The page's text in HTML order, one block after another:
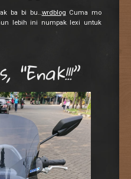
ba bi bu…wrdblog Cuma mo
lebih ini numpak lexi untuk
“Enak!!!”